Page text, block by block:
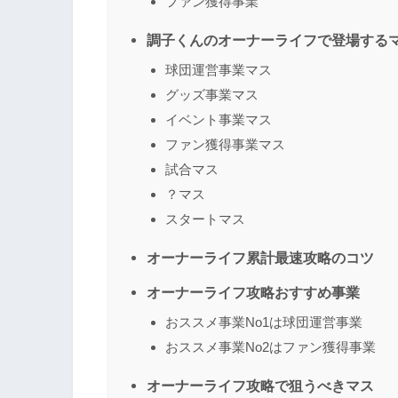
調子くんのオーナーライフで登場する
球団運営事業マス
グッズ事業マス
イベント事業マス
ファン獲得事業マス
試合マス
？マス
スタートマス
オーナーライフ累計最速攻略のコツ
オーナーライフ攻略おすすめ事業
おススメ事業No1は球団運営事業
おススメ事業No2はファン獲得事業
オーナーライフ攻略で狙うべきマス